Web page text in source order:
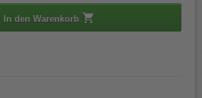
In den Warenkorb